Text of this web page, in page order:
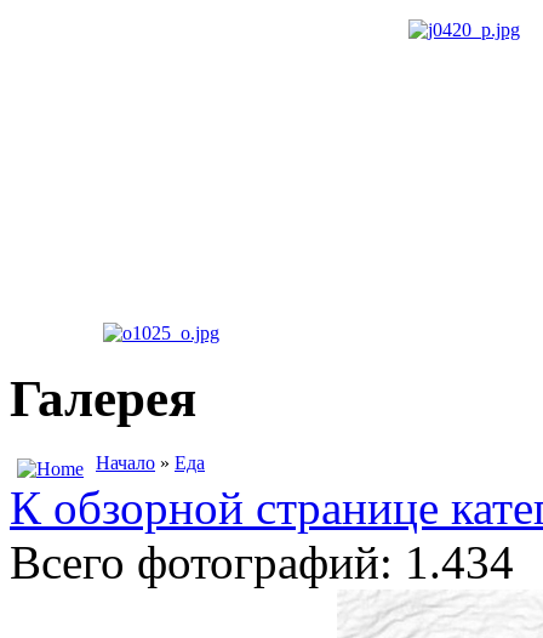
Галерея
Начало » Еда
К обзорной странице
Всего фотографий: 1.434